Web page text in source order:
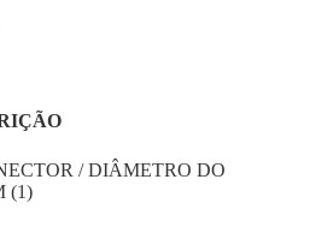
/ DIÂMETRO DO
(1)